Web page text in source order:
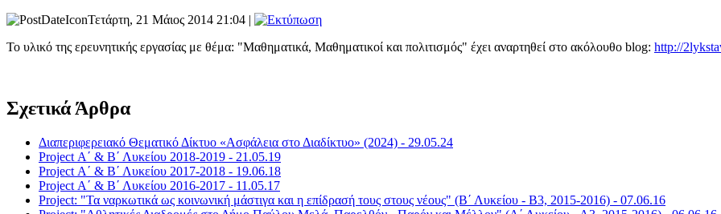
Τετάρτη, 21 Μάιος 2014 21:04 |
Το υλικό της ερευνητικής εργασίας με θέμα: "Μαθηματικά, Μαθηματικοί και πολιτισμός" έχει αναρτηθεί στο ακόλουθο blog: http://
Σχετικά Άρθρα
Διαπεριφερειακό Θεματικό Δίκτυο «Ασφάλεια στο Διαδίκτυο» (2024) - 29.05.24
Project Α΄ & Β΄ Λυκείου 2018-2019 - 21.05.19
Project Α΄ & Β΄ Λυκείου 2017-2018 - 19.06.18
Project Α΄ & Β΄ Λυκείου 2016-2017 - 11.05.17
Project: "Τα ναρκωτικά ως κοινωνική μάστιγα και η επίδρασή τους στους νέους" (Β΄ Λυκείου - Β3, 2015-2016) - 07.06.16